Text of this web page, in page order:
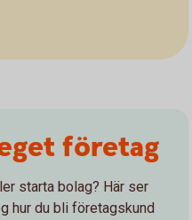
företag
starta bolag? Här ser
hur du bli företagskund